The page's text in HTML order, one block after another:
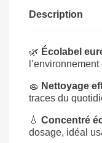
Description
🌿 Écolabel
🧽 Nettoyage
traces du
💧 Concentré
dosage, idéal